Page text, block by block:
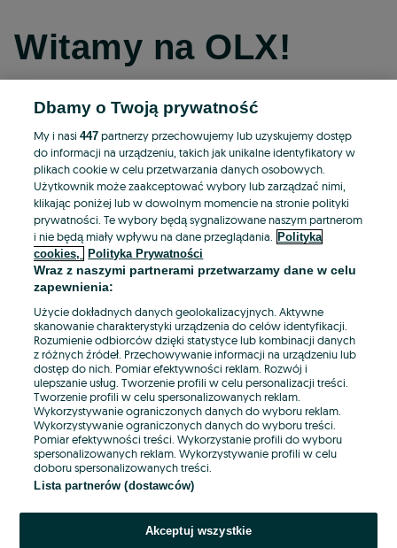
Witamy na OLX!
Kontynuuj przez Facebooka
Kontynuuj przez konto Apple
Kontynuuj przez konto Google
LUB
E-mail
Hasło
Nie pamiętasz hasła?
Dbamy o Twoją prywatność
My i nasi447 partnerzy przechowujemy lub uzyskujemy dostęp
do informacji na urządzeniu, takich jak unikalne identyfikatory w
plikach cookie w celu przetwarzania danych osobowych.
Użytkownik może zaakceptować wybory lub zarządzać nimi,
klikając poniżej lub w dowolnym momencie na stronie polityki
prywatności. Te wybory będą sygnalizowane naszym partnerom
i nie będą miały wpływu na dane przeglądania.
Polityka
cookies,
Polityka Prywatności
Wraz z naszymi partnerami przetwarzamy dane w celu
zapewnienia:
Użycie dokładnych danych geolokalizacyjnych. Aktywne
skanowanie charakterystyki urządzenia do celów identyfikacji.
Rozumienie odbiorców dzięki statystyce lub kombinacji danych
z różnych źródeł. Przechowywanie informacji na urządzeniu lub
dostęp do nich. Pomiar efektywności reklam. Rozwój i
ulepszanie usług. Tworzenie profili w celu personalizacji treści.
Tworzenie profili w celu spersonalizowanych reklam.
Wykorzystywanie ograniczonych danych do wyboru reklam.
Wykorzystywanie ograniczonych danych do wyboru treści.
Pomiar efektywności treści. Wykorzystanie profili do wyboru
spersonalizowanych reklam. Wykorzystywanie profili w celu
doboru spersonalizowanych treści.
Lista partnerów (dostawców)
Akceptuj wszystkie